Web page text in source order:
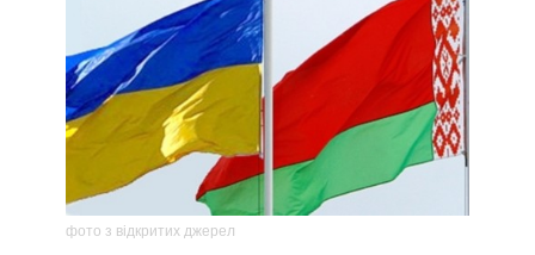
фото з відкритих джерел